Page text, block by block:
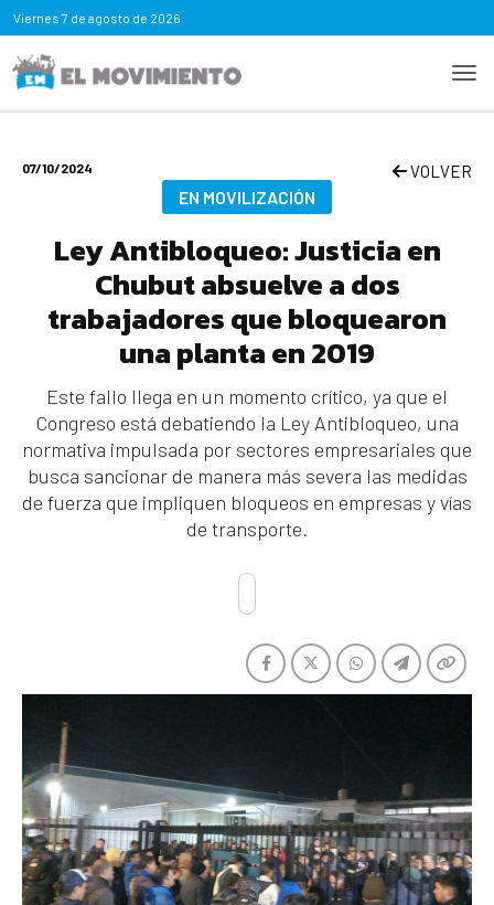
Viernes 7 de agosto de 2026
07/10/2024 VOLVER
EN MOVILIZACIÓN
Ley Antibloqueo: Justicia en
Chubut absuelve a dos
trabajadores que bloquearon
una planta en 2019
Este fallo llega en un momento crítico, ya que el
Congreso está debatiendo la Ley Antibloqueo, una
normativa impulsada por sectores empresariales que
busca sancionar de manera más severa las medidas
de fuerza que impliquen bloqueos en empresas y vías
de transporte.